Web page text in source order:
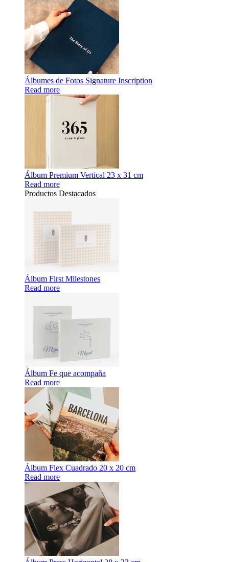
Álbumes de Fotos Signature Inscription
Read more
Álbum Premium Vertical 23 x 31 cm
Read more
Productos Destacados
Álbum First Milestones
Read more
Álbum Fe que acompaña
Read more
Álbum Flex Cuadrado 20 x 20 cm
Read more